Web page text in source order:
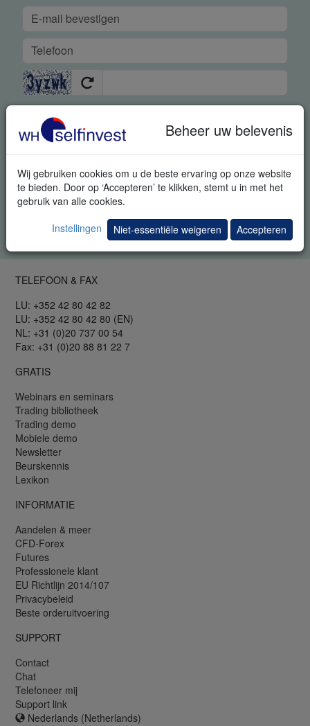
Beheer uw belevenis
Wij gebruiken cookies om u de beste ervaring op onze website
te bieden. Door op ‘Accepteren’ te klikken, stemt u in met het
gebruik van alle cookies.
Instellingen
Niet-essentiële weigeren Accepteren
GRATIS REAL-TIME DEMO
Met deze aanvraag geeft u ons uitdrukkelijk toestemming om u
bijkomende informatie met betrekking tot trading en
uitnodigingen voor trading events te sturen. U kunt zich steeds
afmelden.
Gelieve alle vakken in te vullen. Uw gegevens blijven geheim.
Privacybeleid.
TELEFOON & FAX
LU: +352 42 80 42 82
LU: +352 42 80 42 80 (EN)
NL: +31 (0)20 737 00 54
Fax: +31 (0)20 88 81 22 7
GRATIS
Webinars en seminars
Trading bibliotheek
Trading demo
Mobiele demo
Newsletter
Beurskennis
Lexikon
INFORMATIE
Aandelen & meer
CFD-Forex
Futures
Professionele klant
EU Richtlijn 2014/107
Privacybeleid
Beste orderuitvoering
SUPPORT
Contact
Chat
Telefoneer mij
Support link
Nederlands (Netherlands)